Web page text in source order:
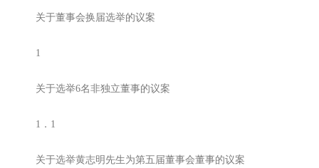
关于董事会换届选举的议案
1
关于选举6名非独立董事的议案
1．1
关于选举黄志明先生为第五届董事会董事的议案